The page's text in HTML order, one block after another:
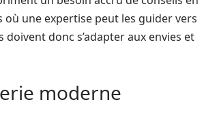
une expertise peut les guider vers
donc s’adapter aux envies et
moderne